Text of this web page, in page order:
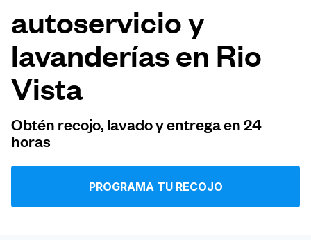
Quiénes somos
Iniciar sesión
autoservicio y
lavanderías en Rio
Vista
Obtén recojo, lavado y entrega en 24
horas
PROGRAMA TU RECOJO